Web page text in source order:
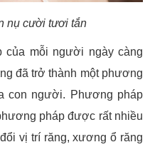
nụ cười tươi tắn
của mỗi người ngày càng
đã trở thành một phương
con người. Phương pháp
pháp được rất nhiều
vị trí răng, xương ổ răng